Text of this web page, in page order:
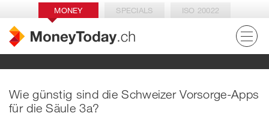
MONEY SPECIALS ISO 20022
Wie günstig sind die Schweizer Vorsorge-Apps
für die Säule 3a?